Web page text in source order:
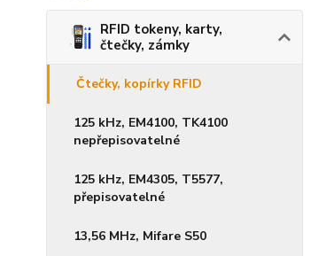
RFID tokeny, karty,
čtečky, zámky
Čtečky, kopírky RFID
125 kHz, EM4100, TK4100
nepřepisovatelné
125 kHz, EM4305, T5577,
přepisovatelné
13,56 MHz, Mifare S50